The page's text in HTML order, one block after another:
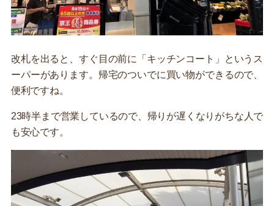
改札を出ると、すぐ目の前に「キッチンコート」というス
ーパーがあります。帰宅のついでに買い物ができるので、
便利ですね。
23時半まで営業しているので、帰りが遅くなりがちな人で
も安心です。